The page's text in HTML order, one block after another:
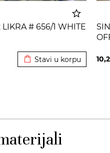
LIKRA # 656/1 WHITE
Stavi u korpu